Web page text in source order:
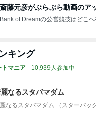
斎藤元彦がぶらぶら動画のア
Bank of Dreamの公営競技はどこへ
キング
トマニア 10,939人参加中
なるスタバマダム
なるスタバマダム （スターバッ